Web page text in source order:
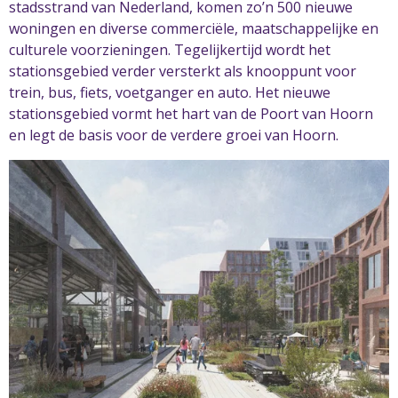
stadsstrand van Nederland, komen zo’n 500 nieuwe
woningen en diverse commerciële, maatschappelijke en
culturele voorzieningen. Tegelijkertijd wordt het
stationsgebied verder versterkt als knooppunt voor
trein, bus, fiets, voetganger en auto. Het nieuwe
stationsgebied vormt het hart van de Poort van Hoorn
en legt de basis voor de verdere groei van Hoorn.